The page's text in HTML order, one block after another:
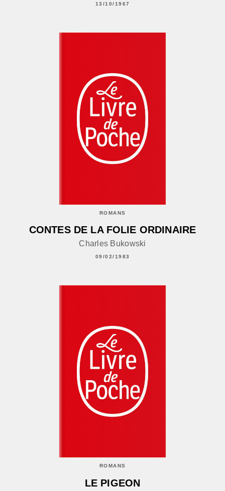
13/10/1967
ROMANS
CONTES DE LA FOLIE ORDINAIRE
Charles Bukowski
09/02/1983
ROMANS
LE PIGEON